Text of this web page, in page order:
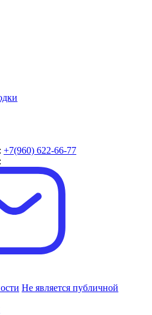
+7(960) 622-66-77
Не является публичной